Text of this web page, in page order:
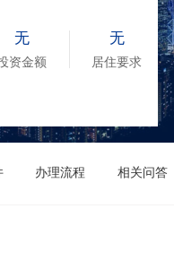
无
资金额
无
居住要求
办理流程 相关问答